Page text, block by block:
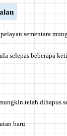
sementara
selepas beberapa
telah dihapus
baru.